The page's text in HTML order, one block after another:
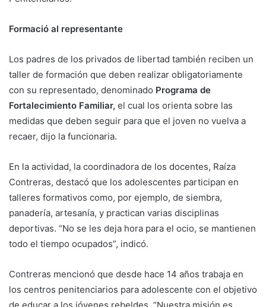
Formació al representante
Los padres de los privados de libertad también reciben un
taller de formación que deben realizar obligatoriamente
con su representado, denominado Programa de
Fortalecimiento Familiar, el cual los orienta sobre las
medidas que deben seguir para que el joven no vuelva a
recaer, dijo la funcionaria.
En la actividad, la coordinadora de los docentes, Raíza
Contreras, destacó que los adolescentes participan en
talleres formativos como, por ejemplo, de siembra,
panadería, artesanía, y practican varias disciplinas
deportivas. “No se les deja hora para el ocio, se mantienen
todo el tiempo ocupados”, indicó.
Contreras mencionó que desde hace 14 años trabaja en
los centros penitenciarios para adolescente con el objetivo